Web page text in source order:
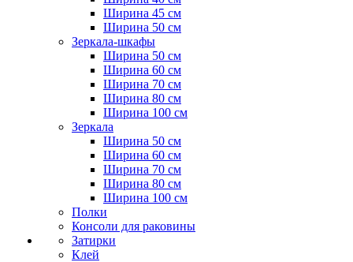
Ширина 45 см
Ширина 50 см
Зеркала-шкафы
Ширина 50 см
Ширина 60 см
Ширина 70 см
Ширина 80 см
Ширина 100 см
Зеркала
Ширина 50 см
Ширина 60 см
Ширина 70 см
Ширина 80 см
Ширина 100 см
Полки
Консоли для раковины
Затирки
Клей